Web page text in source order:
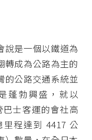
說是一個以鐵道為
轉成為公路為主的
的公路交通系統並
蓬勃興盛，就以
士客運的會社高
程達到 4417 公